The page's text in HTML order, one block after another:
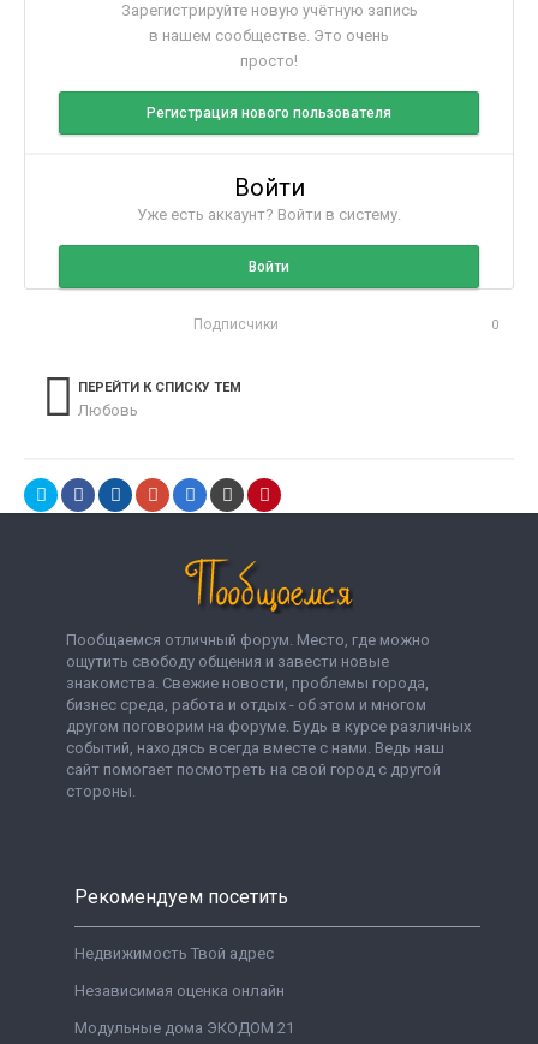
Зарегистрируйте новую учётную запись
в нашем сообществе. Это очень
просто!
Регистрация нового пользователя
Войти
Уже есть аккаунт? Войти в систему.
Войти
Подписчики 0
ПЕРЕЙТИ К СПИСКУ ТЕМ
Любовь
Пообщаемся отличный форум. Место, где можно
ощутить свободу общения и завести новые
знакомства. Свежие новости, проблемы города,
бизнес среда, работа и отдых - об этом и многом
другом поговорим на форуме. Будь в курсе различных
событий, находясь всегда вместе с нами. Ведь наш
сайт помогает посмотреть на свой город с другой
стороны.
Рекомендуем посетить
Недвижимость Твой адрес
Независимая оценка онлайн
Модульные дома ЭКОДОМ 21